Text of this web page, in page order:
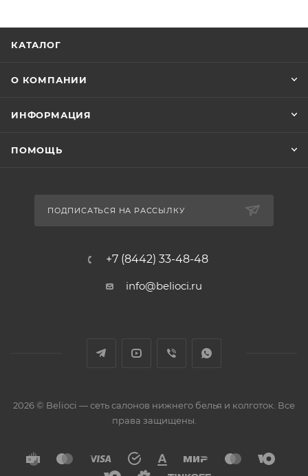
КАТАЛОГ
О КОМПАНИИ
ИНФОРМАЦИЯ
ПОМОЩЬ
ПОДПИСАТЬСЯ НА РАССЫЛКУ
+7 (8442) 33-48-48
info@belioci.ru
2026 © Belioci — сеть салонов нижнего белья и колготок. Все
права защищены.